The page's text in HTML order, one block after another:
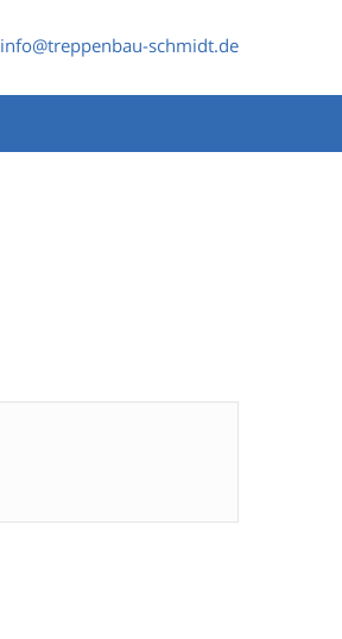
info@treppenbau-schmidt.de